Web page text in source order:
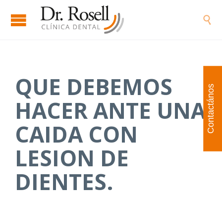

QUE DEBEMOS
HACER ANTE UNA
CAIDA CON
LESION DE
DIENTES.
Contactános